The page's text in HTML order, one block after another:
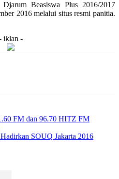
Beasiswa Plus 2016/2017
2016 melalui situs resmi panitia.
iklan -
FM dan 96.70 HITZ FM
SOUQ Jakarta 2016